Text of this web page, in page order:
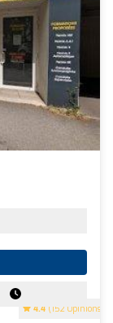
4.4 (152 Opinions)